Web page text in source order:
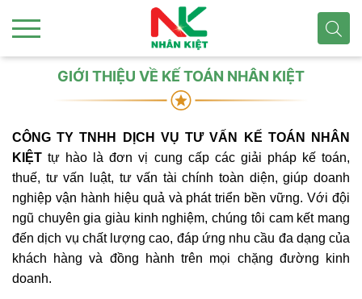
GIỚI THIỆU VỀ KẾ TOÁN NHÂN KIỆT
CÔNG TY TNHH DỊCH VỤ TƯ VẤN KẾ TOÁN NHÂN
KIỆT tự hào là đơn vị cung cấp các giải pháp kế toán,
thuế, tư vấn luật, tư vấn tài chính toàn diện, giúp doanh
nghiệp vận hành hiệu quả và phát triển bền vững. Với đội
ngũ chuyên gia giàu kinh nghiệm, chúng tôi cam kết mang
đến dịch vụ chất lượng cao, đáp ứng nhu cầu đa dạng của
khách hàng và đồng hành trên mọi chặng đường kinh
doanh.